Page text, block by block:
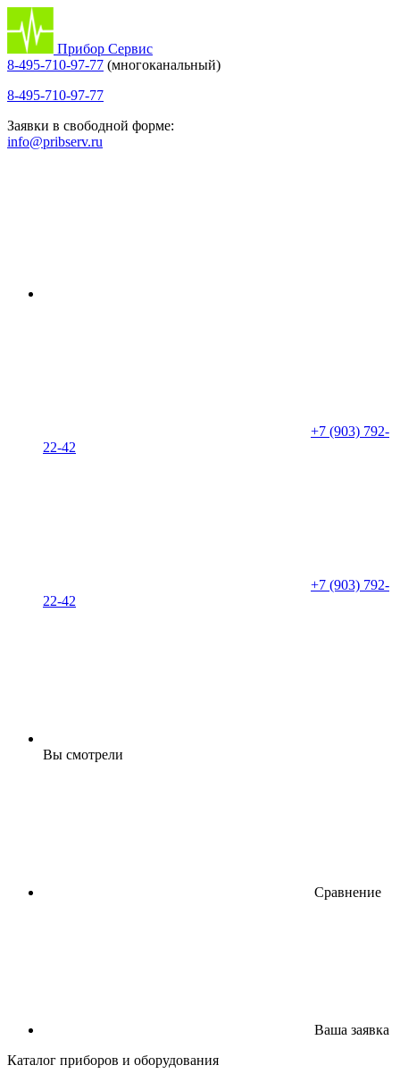
Прибор Сервис
8-495-710-97-77 (многоканальный)
8-495-710-97-77
Заявки в свободной форме:
info@pribserv.ru
+7 (903) 792-
22-42
+7 (903) 792-
22-42
Вы смотрели
Сравнение
Ваша заявка
Каталог приборов и оборудования